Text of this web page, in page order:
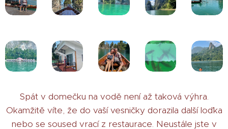
Spát v domečku na vodě není až taková výhra.
Okamžitě víte, že do vaší vesničky dorazila další loďka
nebo se soused vrací z restaurace. Neustále jste v